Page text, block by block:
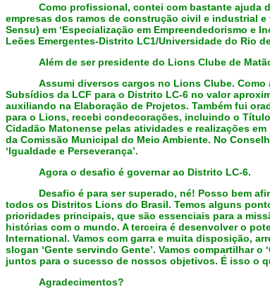
Como profissional, contei com bastante ajuda
empresas dos ramos de construção civil e industrial e
Sensu) em ‘Especialização em Empreendedorismo e
Leões Emergentes-Distrito LC1/Universidade do Rio
Além de ser presidente do Lions Clube de
Assumi diversos cargos no Lions Clube.
Subsídios da LCF para o Distrito LC-6 no valor
auxiliando na Elaboração de Projetos. Também fui
para o Lions, recebi condecorações, incluindo o
Cidadão Matonense pelas atividades e realizações
da Comissão Municipal do Meio Ambiente. No
‘Igualdade e Perseverança’.
Agora o desafio é governar ao Distrito LC-6.
Desafio é para ser superado, né! Posso bem
todos os Distritos Lions do Brasil. Temos alguns
prioridades principais, que são essenciais para a
histórias com o mundo. A terceira é desenvolver o
International. Vamos com garra e muita disposição,
slogan ‘Gente servindo Gente’. Vamos compartilhar
juntos para o sucesso de nossos objetivos. É isso o
Agradecimentos?